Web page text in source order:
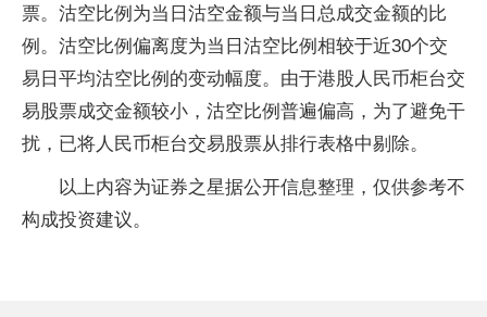
票。沽空比例为当日沽空金额与当日总成交金额的比
例。沽空比例偏离度为当日沽空比例相较于近30个交
易日平均沽空比例的变动幅度。由于港股人民币柜台交
易股票成交金额较小，沽空比例普遍偏高，为了避免干
扰，已将人民币柜台交易股票从排行表格中剔除。
以上内容为证券之星据公开信息整理，仅供参考不
构成投资建议。